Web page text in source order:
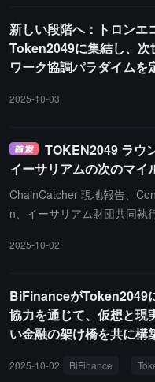
トレンドを共に探討しました
演と特別サイドイベントを
Fi の交差領域における探索
新しい段階へ：トロンエ
Token2049に集結し、次
ワーク協調パラダイムを
2025-10-03
TOKEN2049 ラウ
イーサリアムの次のマイ
ChainCatcher 現地報告、
n、イーサリアム財団共同執
席し、「Ten Years In:
の暗号無政府主義の時代を
せ」であったことを思い出
の成果は、革命ではなく進
行機関を同じエコシステム
はまた、L2 プロジェクト
2025-10-02
BiFinanceがToken2049
協力を通じて、仮想と現
い金融の架け橋を共に構
2025-10-02 BiFinance